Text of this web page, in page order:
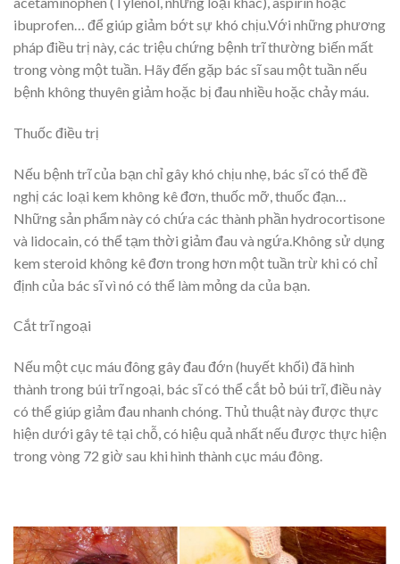
ibuprofen… để giúp giảm bớt sự khó chịu.Với những phương
pháp điều trị này, các triệu chứng bệnh trĩ thường biến mất
trong vòng một tuần. Hãy đến gặp bác sĩ sau một tuần nếu
bệnh không thuyên giảm hoặc bị đau nhiều hoặc chảy máu.
Thuốc điều trị
Nếu bệnh trĩ của bạn chỉ gây khó chịu nhẹ, bác sĩ có thể đề
nghị các loại kem không kê đơn, thuốc mỡ, thuốc đạn…
Những sản phẩm này có chứa các thành phần hydrocortisone
và lidocain, có thể tạm thời giảm đau và ngứa.Không sử dụng
kem steroid không kê đơn trong hơn một tuần trừ khi có chỉ
định của bác sĩ vì nó có thể làm mỏng da của bạn.
Cắt trĩ ngoại
Nếu một cục máu đông gây đau đớn (huyết khối) đã hình
thành trong búi trĩ ngoại, bác sĩ có thể cắt bỏ búi trĩ, điều này
có thể giúp giảm đau nhanh chóng. Thủ thuật này được thực
hiện dưới gây tê tại chỗ, có hiệu quả nhất nếu được thực hiện
trong vòng 72 giờ sau khi hình thành cục máu đông.